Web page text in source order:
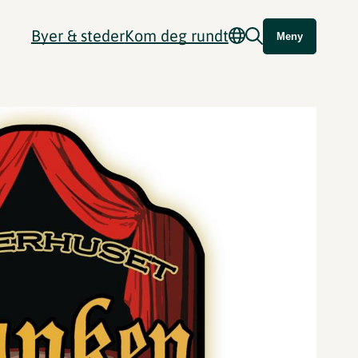
Byer & stederKom deg rundt Meny